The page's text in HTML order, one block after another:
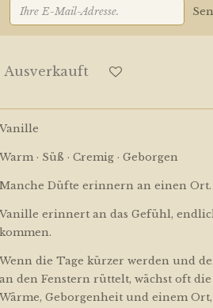
Ausverkauft
Vanille
Warm · Süß · Cremig · Geborgen
Manche Düfte erinnern an einen Ort.
Vanille erinnert an das Gefühl,
kommen.
Wenn die Tage kürzer werden und
an den Fenstern rüttelt, wächst oft
Wärme, Geborgenheit und einem